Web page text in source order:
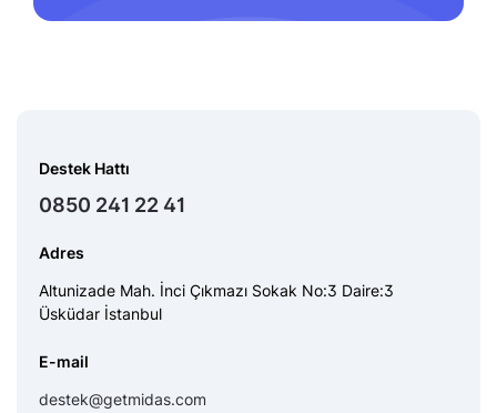
Destek Hattı
0850 241 22 41
Adres
Altunizade Mah. İnci Çıkmazı Sokak No:3 Daire:3
Üsküdar İstanbul
E-mail
destek@getmidas.com